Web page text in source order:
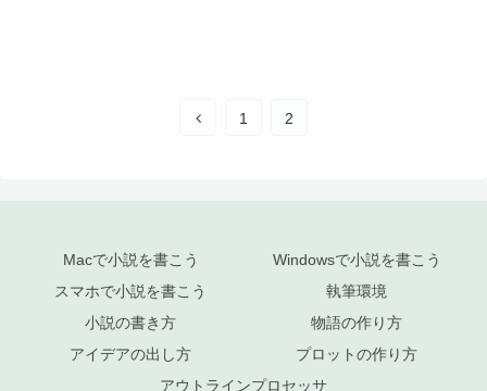
1 2
Macで小説を書こう
Windowsで小説を書こう
スマホで小説を書こう
執筆環境
小説の書き方
物語の作り方
アイデアの出し方
プロットの作り方
アウトラインプロセッサ